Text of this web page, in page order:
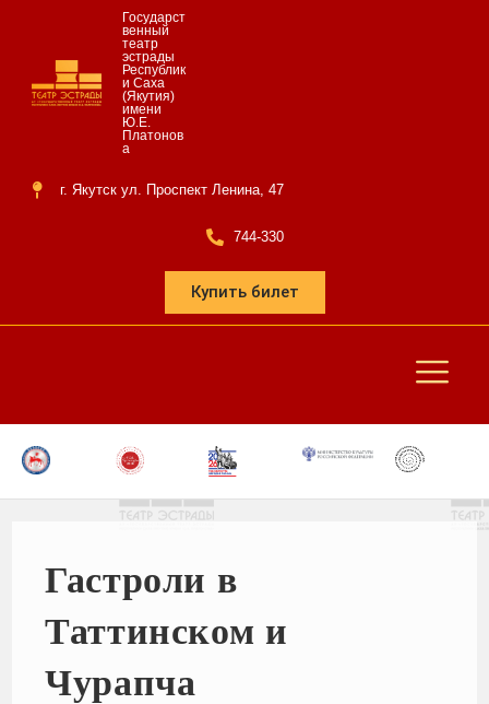
Государст
венный
театр
эстрады
Республик
и Саха
(Якутия)
имени
Ю.Е.
Платонов
а
г. Якутск ул. Проспект Ленина, 47
744-330
Купить билет
Гастроли в
Таттинском и
Чурапча